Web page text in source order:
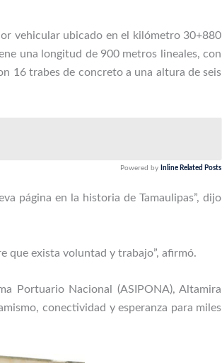
vehicular ubicado en el kilómetro 30+880
una longitud de 900 metros lineales, con
16 trabes de concreto a una altura de seis
Powered by Inline Related Posts
página en la historia de Tamaulipas”, dijo
que exista voluntad y trabajo”, afirmó.
Portuario Nacional (ASIPONA), Altamira
conectividad y esperanza para miles